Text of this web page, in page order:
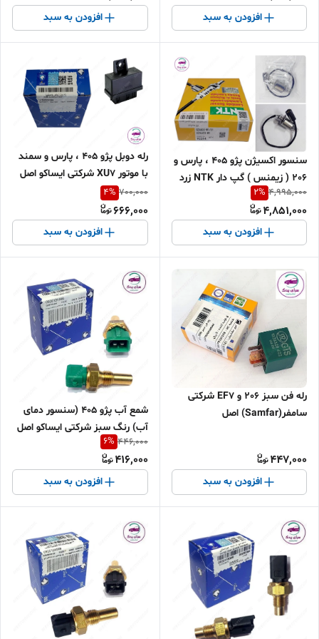
افزودن به سبد افزودن به سبد
سنسور اکسیژن پژو 405 ، پارس و
206 ( زیمنس ) گپ دار NTK زرد
(ساخت ژاپن ) 92314
4,995,000
2%
4,851,000
افزودن به سبد
رله دوبل پژو 405 ، پارس و سمند
با موتور XU7 شرکتی ایساکو اصل
0750900299
700,000
4%
666,000
افزودن به سبد
رله فن سبز 206 و EF7 شرکتی
سامفر(Samfar) اصل
447,000
افزودن به سبد
شمع آب پژو 405 (سنسور دمای
آب) رنگ سبز شرکتی ایساکو اصل
0920101999
446,000
6%
416,000
افزودن به سبد